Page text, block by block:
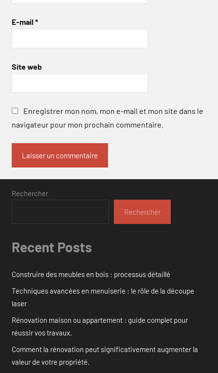
E-mail *
Site web
Enregistrer mon nom, mon e-mail et mon site dans le
navigateur pour mon prochain commentaire.
Rechercher
Rechercher
Recent Posts
Construire des meubles en bois : processus détaillé
Techniques avancées en menuiserie : le rôle de la découpe
laser
Rénovation maison ou appartement : guide complet pour
réussir vos travaux.
Comment la rénovation peut significativement augmenter la
valeur de votre propriété.